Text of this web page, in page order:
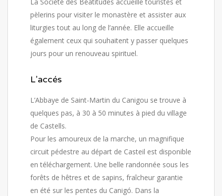
La Société des Béatitudes accueille touristes et
pèlerins pour visiter le monastère et assister aux
liturgies tout au long de l’année. Elle accueille
également ceux qui souhaitent y passer quelques
jours pour un renouveau spirituel.
L’accés
L’Abbaye de Saint-Martin du Canigou se trouve à
quelques pas, à 30 à 50 minutes à pied du village
de Castells.
Pour les amoureux de la marche, un magnifique
circuit pédestre au départ de Casteil est disponible
en téléchargement. Une belle randonnée sous les
forêts de hêtres et de sapins, fraîcheur garantie
en été sur les pentes du Canigó. Dans la